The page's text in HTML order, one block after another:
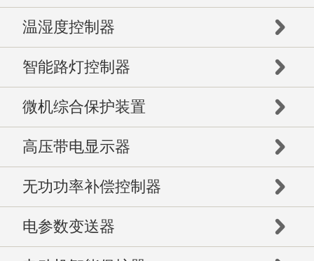
温湿度控制器
智能路灯控制器
微机综合保护装置
高压带电显示器
无功功率补偿控制器
电参数变送器